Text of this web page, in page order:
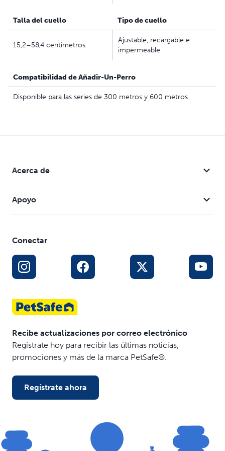
opciones seguras, efectivas y recomendadas por
expertos en las que pueden confiar para satisfacer las
necesidades de entrenamiento únicas de cada perro
Talla del cuello Tipo de cuello
15,2–58,4 centímetros
Ajustable, recargable e
impermeable
Compatibilidad de Añadir-Un-Perro
Disponible para las series de 300 metros y 600 metros
Acerca de
Apoyo
Conectar
Recibe actualizaciones por correo electrónico
Regístrate hoy para recibir las últimas noticias,
promociones y más de la marca PetSafe®.
Regístrate ahora